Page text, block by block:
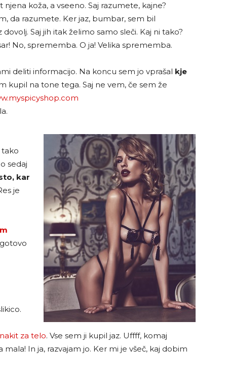
koža, a vseeno. Saj razumete, kajne?
da razumete. Ker jaz, bumbar, sem bil
Saj jih itak želimo samo sleči. Kaj ni tako?
No, sprememba. O ja! Velika sprememba.
deliti informacijo. Na koncu sem jo vprašal kje
kupil na tone tega. Saj ne vem, če sem že
tako
sedaj
kar
je
nakit za telo. Vse sem ji kupil jaz. Uffff, komaj
In ja, razvajam jo. Ker mi je všeč, kaj dobim